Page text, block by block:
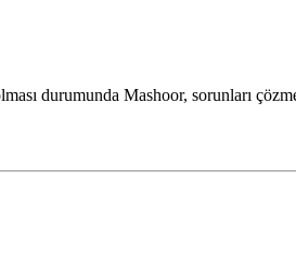
durumunda Mashoor, sorunları